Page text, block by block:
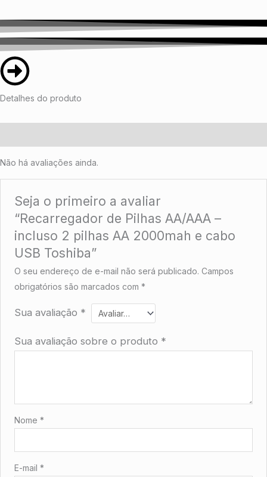
Detalhes do produto
Não há avaliações ainda.
Seja o primeiro a avaliar
“Recarregador de Pilhas AA/AAA –
incluso 2 pilhas AA 2000mah e cabo
USB Toshiba”
O seu endereço de e-mail não será publicado. Campos
obrigatórios são marcados com*
Sua avaliação *
Sua avaliação sobre o produto *
Nome*
E-mail*